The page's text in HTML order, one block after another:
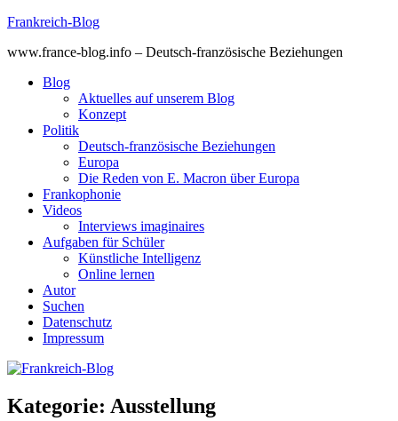
Skip
content
Frankreich-Blog
www.france-blog.info – Deutsch-französische Beziehungen
Blog
Aktuelles auf unserem Blog
Konzept
Politik
Deutsch-französische Beziehungen
Europa
Die Reden von E. Macron über Europa
Frankophonie
Videos
Interviews imaginaires
Aufgaben für Schüler
Künstliche Intelligenz
Online lernen
Autor
Suchen
Datenschutz
Impressum
Kategorie: Ausstellung